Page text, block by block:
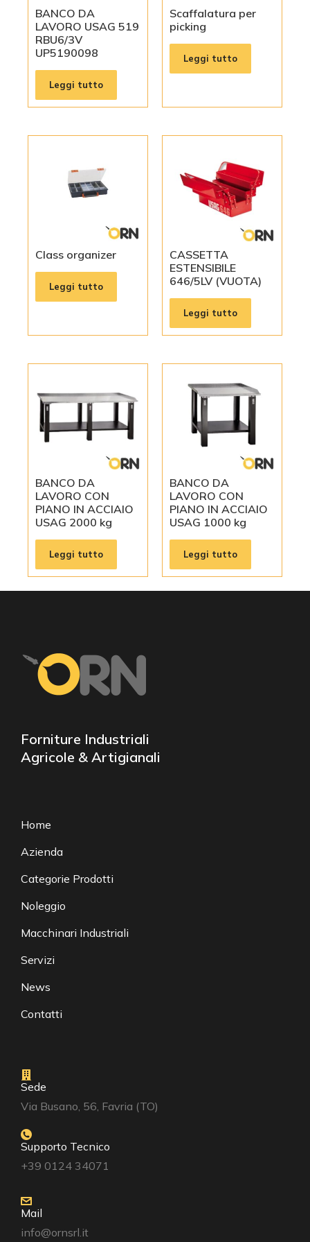
BANCO DA
LAVORO USAG 519
RBU6/3V
UP5190098
Leggi tutto
Scaffalatura per
picking
Leggi tutto
Class organizer
Leggi tutto
CASSETTA
ESTENSIBILE
646/5LV (VUOTA)
Leggi tutto
BANCO DA
LAVORO CON
PIANO IN ACCIAIO
USAG 2000 kg
Leggi tutto
BANCO DA
LAVORO CON
PIANO IN ACCIAIO
USAG 1000 kg
Leggi tutto
Forniture Industriali
Agricole & Artigianali
Home
Azienda
Categorie Prodotti
Noleggio
Macchinari Industriali
Servizi
News
Contatti
Sede
Via Busano, 56, Favria (TO)
Supporto Tecnico
+39 0124 34071
Mail
info@ornsrl.it